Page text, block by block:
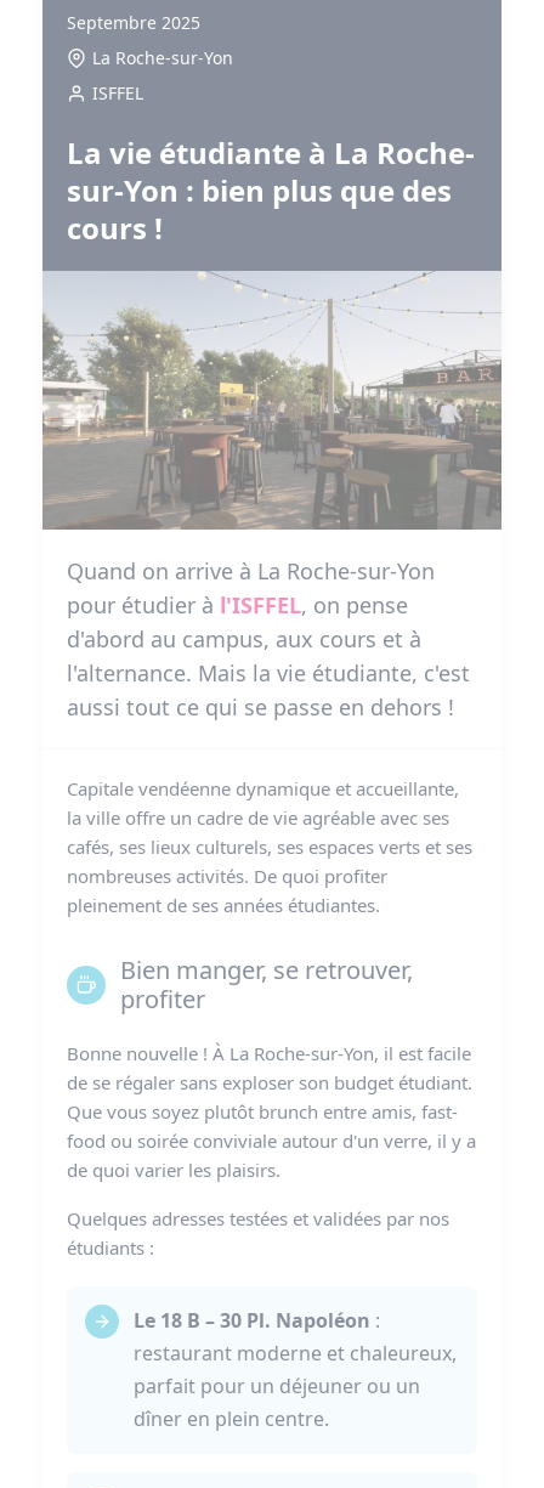
Septembre 2025
La Roche-sur-Yon
ISFFEL
La vie étudiante à La Roche-
sur-Yon : bien plus que des
cours !
Quand on arrive à La Roche-sur-Yon
pour étudier à l'ISFFEL, on pense
d'abord au campus, aux cours et à
l'alternance. Mais la vie étudiante, c'est
aussi tout ce qui se passe en dehors !
Capitale vendéenne dynamique et accueillante,
la ville offre un cadre de vie agréable avec ses
cafés, ses lieux culturels, ses espaces verts et ses
nombreuses activités. De quoi profiter
pleinement de ses années étudiantes.
Bien manger, se retrouver,
profiter
Bonne nouvelle ! À La Roche-sur-Yon, il est facile
de se régaler sans exploser son budget étudiant.
Que vous soyez plutôt brunch entre amis, fast-
food ou soirée conviviale autour d'un verre, il y a
de quoi varier les plaisirs.
Quelques adresses testées et validées par nos
étudiants :
Le 18 B – 30 Pl. Napoléon :
restaurant moderne et chaleureux,
parfait pour un déjeuner ou un
dîner en plein centre.